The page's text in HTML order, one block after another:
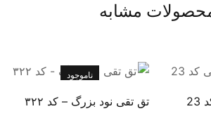
مشابه
ناموجود
تق تقی نود بزرگ – کد ۳۲۲